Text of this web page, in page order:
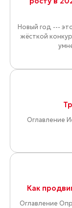
Новый год ---
жёсткой
Оглавление
Как
Оглавление